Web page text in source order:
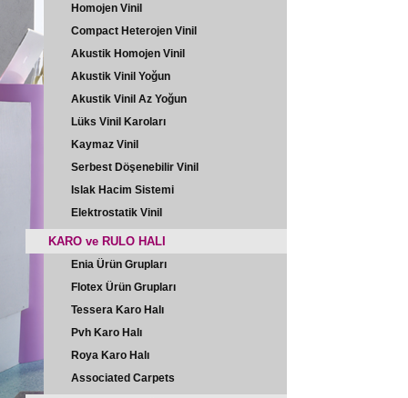
Homojen Vinil
Compact Heterojen Vinil
Akustik Homojen Vinil
Akustik Vinil Yoğun
Akustik Vinil Az Yoğun
Lüks Vinil Karoları
Kaymaz Vinil
Serbest Döşenebilir Vinil
Islak Hacim Sistemi
Elektrostatik Vinil
KARO ve RULO HALI
Enia Ürün Grupları
Flotex Ürün Grupları
Tessera Karo Halı
Pvh Karo Halı
Roya Karo Halı
Associated Carpets